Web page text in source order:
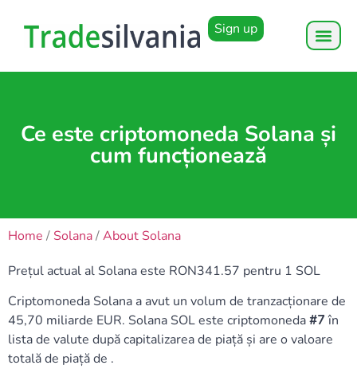
Sign up
Ce este criptomoneda Solana și
cum funcționează
Home / Solana/About Solana
Prețul actual al Solana este RON341.57 pentru 1 SOL
Criptomoneda Solana a avut un volum de tranzacționare de
45,70 miliarde EUR. Solana SOL este criptomoneda#7în
lista de valute după capitalizarea de piață și are o valoare
totală de piață de .